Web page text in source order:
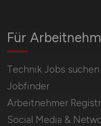
Für
Technik Jobs suchen
Jobfinder
Arbeitnehmer
Social Media &